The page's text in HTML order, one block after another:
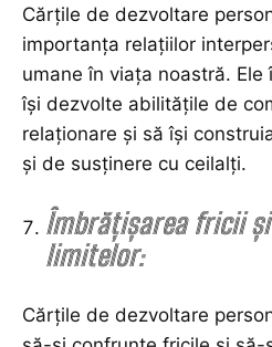
Cărțile de dezvoltare
importanța relațiilor
umane în viața noastră.
își dezvolte abilitățile de
relaționare și să își
și de susținere cu ceilalți.
Îmbrățișarea fricii
limitelor:
Cărțile de dezvoltare